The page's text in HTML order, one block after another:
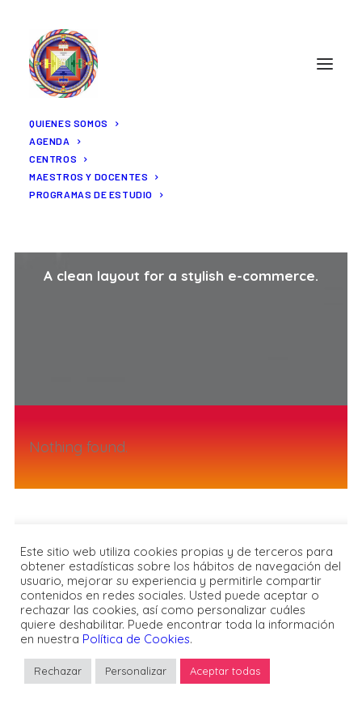
QUIENES SOMOS
AGENDA
CENTROS
MAESTROS Y DOCENTES
PROGRAMAS DE ESTUDIO
A clean layout for a stylish e-commerce.
Nothing found.
© FPMT España
Este sitio web utiliza cookies propias y de terceros para
obtener estadísticas sobre los hábitos de navegación del
usuario, mejorar su experiencia y permitirle compartir
contenidos en redes sociales. Usted puede aceptar o
rechazar las cookies, así como personalizar cuáles
quiere deshabilitar. Puede encontrar toda la información
en nuestra Política de Cookies.
Rechazar Personalizar Aceptar todas